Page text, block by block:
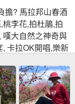
擔? 馬拉邦山春酒
李花,拍杜鵑,拍
嘆大自然之神奇與
, 卡拉OK開唱,樂新